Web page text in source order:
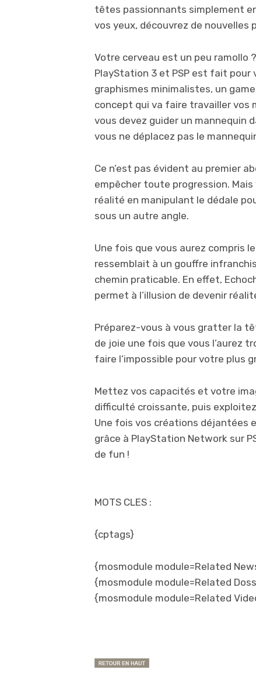
têtes passionnants simplement
vos yeux, découvrez de
Votre cerveau est un peu ramollo
PlayStation 3 et PSP est fait pour
graphismes minimalistes, un
concept qui va faire travailler vos
vous devez guider un mannequin
vous ne déplacez pas le
Ce n’est pas évident au premier
empêcher toute progression.
réalité en manipulant le dédale
sous un autre angle.
Une fois que vous aurez compris
ressemblait à un gouffre
chemin praticable. En effet,
permet à l’illusion de devenir
Préparez-vous à vous gratter la
de joie une fois que vous l’aurez
faire l’impossible pour votre plus
Mettez vos capacités et votre
difficulté croissante, puis
Une fois vos créations déjantées
grâce à PlayStation Network sur
de fun !
MOTS CLES :
{cptags}
{mosmodule module=Related
{mosmodule module=Related
{mosmodule module=Related